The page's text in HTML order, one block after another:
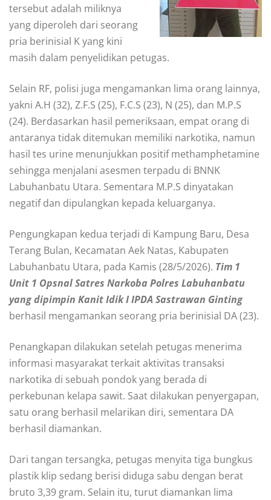
tersebut adalah miliknya
yang diperoleh dari seorang
pria berinisial K yang kini
masih dalam penyelidikan petugas.
Selain RF, polisi juga mengamankan lima orang lainnya,
yakni A.H (32), Z.F.S (25), F.C.S (23), N (25), dan M.P.S
(24). Berdasarkan hasil pemeriksaan, empat orang di
antaranya tidak ditemukan memiliki narkotika, namun
hasil tes urine menunjukkan positif methamphetamine
sehingga menjalani asesmen terpadu di BNNK
Labuhanbatu Utara. Sementara M.P.S dinyatakan
negatif dan dipulangkan kepada keluarganya.
Pengungkapan kedua terjadi di Kampung Baru, Desa
Terang Bulan, Kecamatan Aek Natas, Kabupaten
Labuhanbatu Utara, pada Kamis (28/5/2026). Tim 1
Unit 1 Opsnal Satres Narkoba Polres Labuhanbatu
yang dipimpin Kanit Idik I IPDA Sastrawan Ginting
berhasil mengamankan seorang pria berinisial DA (23).
Penangkapan dilakukan setelah petugas menerima
informasi masyarakat terkait aktivitas transaksi
narkotika di sebuah pondok yang berada di
perkebunan kelapa sawit. Saat dilakukan penyergapan,
satu orang berhasil melarikan diri, sementara DA
berhasil diamankan.
Dari tangan tersangka, petugas menyita tiga bungkus
plastik klip sedang berisi diduga sabu dengan berat
bruto 3,39 gram. Selain itu, turut diamankan lima